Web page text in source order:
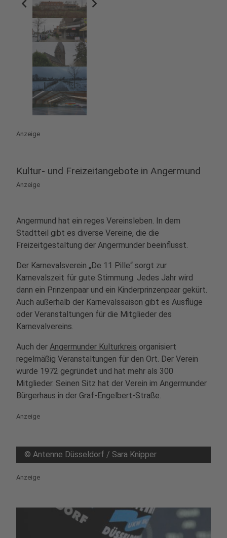
Anzeige
Kultur- und Freizeitangebote in Angermund
Anzeige
Angermund hat ein reges Vereinsleben. In dem
Stadtteil gibt es diverse Vereine, die die
Freizeitgestaltung der Angermunder beeinflusst.
Der Karnevalsverein „De 11 Pille“ sorgt zur
Karnevalszeit für gute Stimmung. Jedes Jahr wird
dann ein Prinzenpaar und ein Kinderprinzenpaar gekürt.
Auch außerhalb der Karnevalssaison gibt es Ausflüge
oder Veranstaltungen für die Mitglieder des
Karnevalvereins.
Auch der Angermunder Kulturkreis organisiert
regelmäßig Veranstaltungen für den Ort. Der Verein
wurde 1972 gegründet und hat mehr als 300
Mitglieder. Seinen Sitz hat der Verein im Angermunder
Bürgerhaus in der Graf-Engelbert-Straße.
Anzeige
© Antenne Düsseldorf / Sara Knipper
Anzeige